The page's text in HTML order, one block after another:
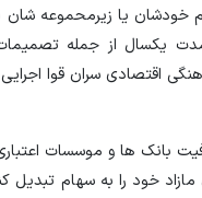
خودشان یا زیرمحموعه شان
یکسال از جمله
اقتصادی سران قوا
بانک ها و موسسات اعتباری